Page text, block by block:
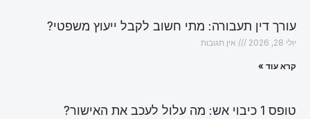
עורך דין תעבורה: מתי חשוב לקבל ייעוץ משפטי?
יולי 28, 2026 אין תגובות
קרא עוד »
טופס 1 כיבוי אש: מה עלול לעכב את האישור?